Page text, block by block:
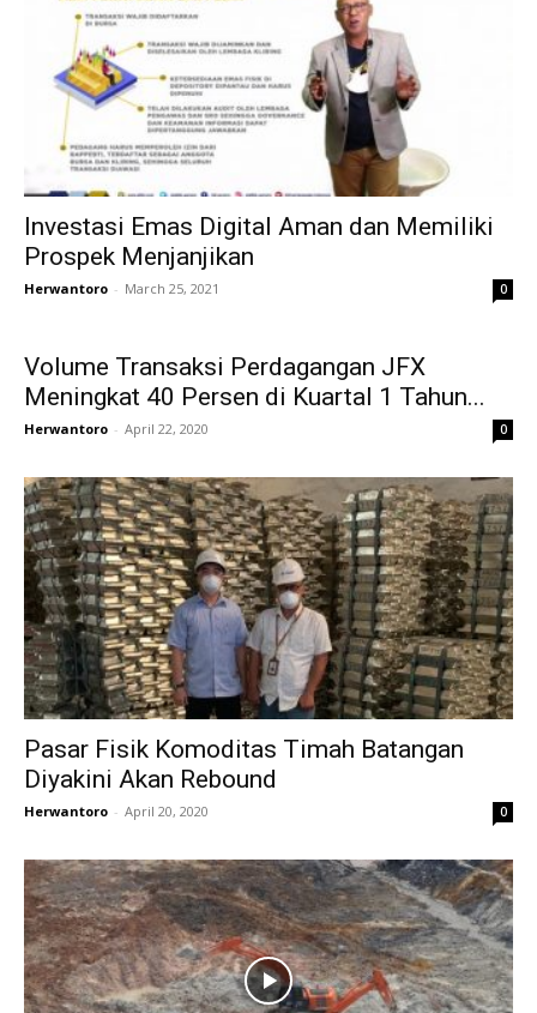
Investasi Emas Digital Aman dan Memiliki
Prospek Menjanjikan
Herwantoro - March 25, 2021 0
Volume Transaksi Perdagangan JFX
Meningkat 40 Persen di Kuartal 1 Tahun...
Herwantoro - April 22, 2020 0
Pasar Fisik Komoditas Timah Batangan
Diyakini Akan Rebound
Herwantoro - April 20, 2020 0